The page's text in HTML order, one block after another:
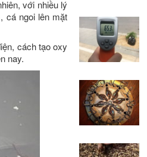
với nhiều lý
cá ngoi lên mặt
cách tạo oxy
nay.